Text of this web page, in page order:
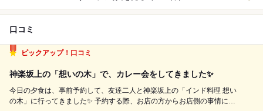
口コミ
ピックアップ！口コミ
神楽坂上の「想いの木」で、カレー会をしてきました✨
今日の夕食は、事前予約して、友達二人と神楽坂上の「インド料理 想い
の木」に行ってきました✨ 予約する際、お店の方からお店側の事情によ